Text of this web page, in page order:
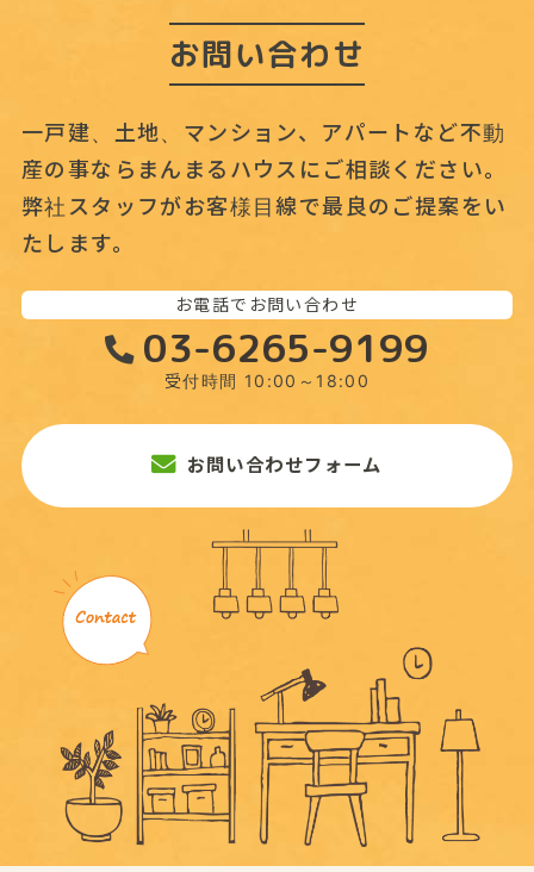
お問い合わせ
一戸建、土地、マンション、アパートなど不動
産の事なら まんまるハウスにご相談ください。
弊社スタッフがお客様目線で最良のご提案をい
たします。
お電話でお問い合わせ
03-6265-9199
受付時間 10:00～18:00
お問い合わせフォーム